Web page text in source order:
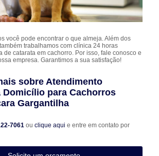
você pode encontrar o que almeja. Além dos
trabalhamos com clínica 24 horas
de catarata em cachorro. Por isso, fale conosco e
empresa. Garantimos a sua satisfação!
sobre Atendimento
Domicílio para Cachorros
Gargantilha
7061ouclique aqui e entre em contato por